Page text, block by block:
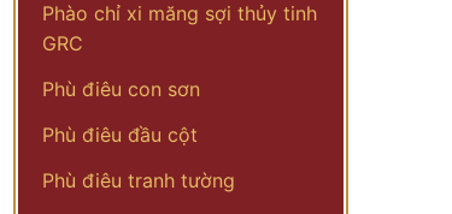
Phào chỉ xi măng sợi thủy tinh
GRC
Phù điêu con sơn
Phù điêu đầu cột
Phù điêu tranh tường